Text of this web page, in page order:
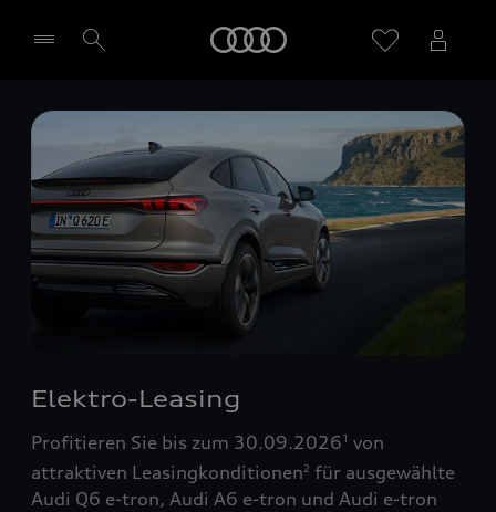
Händler wählen
Elektro-Leasing
Profitieren Sie bis zum 30.09.20261 von
attraktiven Leasingkonditionen2 für ausgewählte
Audi Q6 e-tron, Audi A6 e-tron und Audi e-tron